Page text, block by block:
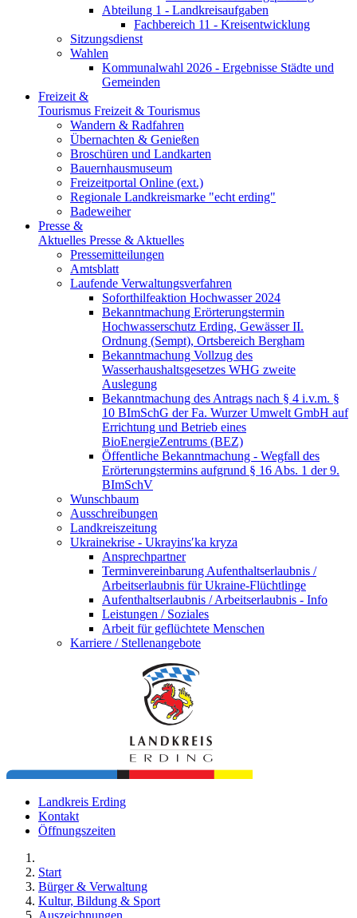
Abteilung 1 - Landkreisaufgaben
Fachbereich 11 - Kreisentwicklung
Sitzungsdienst
Wahlen
Kommunalwahl 2026 - Ergebnisse Städte und
Gemeinden
Freizeit &
Tourismus Freizeit & Tourismus
Wandern & Radfahren
Übernachten & Genießen
Broschüren und Landkarten
Bauernhausmuseum
Freizeitportal Online (ext.)
Regionale Landkreismarke "echt erding"
Badeweiher
Presse &
Aktuelles Presse & Aktuelles
Pressemitteilungen
Amtsblatt
Laufende Verwaltungsverfahren
Soforthilfeaktion Hochwasser 2024
Bekanntmachung Erörterungstermin
Hochwasserschutz Erding, Gewässer II.
Ordnung (Sempt), Ortsbereich Bergham
Bekanntmachung Vollzug des
Wasserhaushaltsgesetzes WHG zweite
Auslegung
Bekanntmachung des Antrags nach § 4 i.v.m. §
10 BImSchG der Fa. Wurzer Umwelt GmbH auf
Errichtung und Betrieb eines
BioEnergieZentrums (BEZ)
Öffentliche Bekanntmachung - Wegfall des
Erörterungstermins aufgrund § 16 Abs. 1 der 9.
BImSchV
Wunschbaum
Ausschreibungen
Landkreiszeitung
Ukrainekrise - Ukrayinsʹka kryza
Ansprechpartner
Terminvereinbarung Aufenthaltserlaubnis /
Arbeitserlaubnis für Ukraine-Flüchtlinge
Aufenthaltserlaubnis / Arbeitserlaubnis - Info
Leistungen / Soziales
Arbeit für geflüchtete Menschen
Karriere / Stellenangebote
Landkreis Erding
Kontakt
Öffnungszeiten
Start
Bürger & Verwaltung
Kultur, Bildung & Sport
Auszeichnungen